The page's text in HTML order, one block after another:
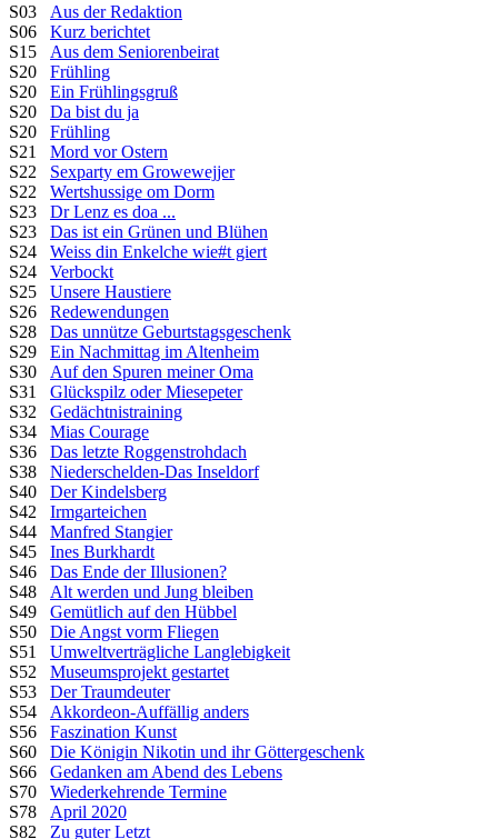
S03 Aus der Redaktion
S06 Kurz berichtet
S15 Aus dem Seniorenbeirat
S20 Frühling
S20 Ein Frühlingsgruß
S20 Da bist du ja
S20 Frühling
S21 Mord vor Ostern
S22 Sexparty em Growewejjer
S22 Wertshussige om Dorm
S23 Dr Lenz es doa ...
S23 Das ist ein Grünen und Blühen
S24 Weiss din Enkelche wie#t giert
S24 Verbockt
S25 Unsere Haustiere
S26 Redewendungen
S28 Das unnütze Geburtstagsgeschenk
S29 Ein Nachmittag im Altenheim
S30 Auf den Spuren meiner Oma
S31 Glückspilz oder Miesepeter
S32 Gedächtnistraining
S34 Mias Courage
S36 Das letzte Roggenstrohdach
S38 Niederschelden-Das Inseldorf
S40 Der Kindelsberg
S42 Irmgarteichen
S44 Manfred Stangier
S45 Ines Burkhardt
S46 Das Ende der Illusionen?
S48 Alt werden und Jung bleiben
S49 Gemütlich auf den Hübbel
S50 Die Angst vorm Fliegen
S51 Umweltverträgliche Langlebigkeit
S52 Museumsprojekt gestartet
S53 Der Traumdeuter
S54 Akkordeon-Auffällig anders
S56 Faszination Kunst
S60 Die Königin Nikotin und ihr Göttergeschenk
S66 Gedanken am Abend des Lebens
S70 Wiederkehrende Termine
S78 April 2020
S82 Zu guter Letzt